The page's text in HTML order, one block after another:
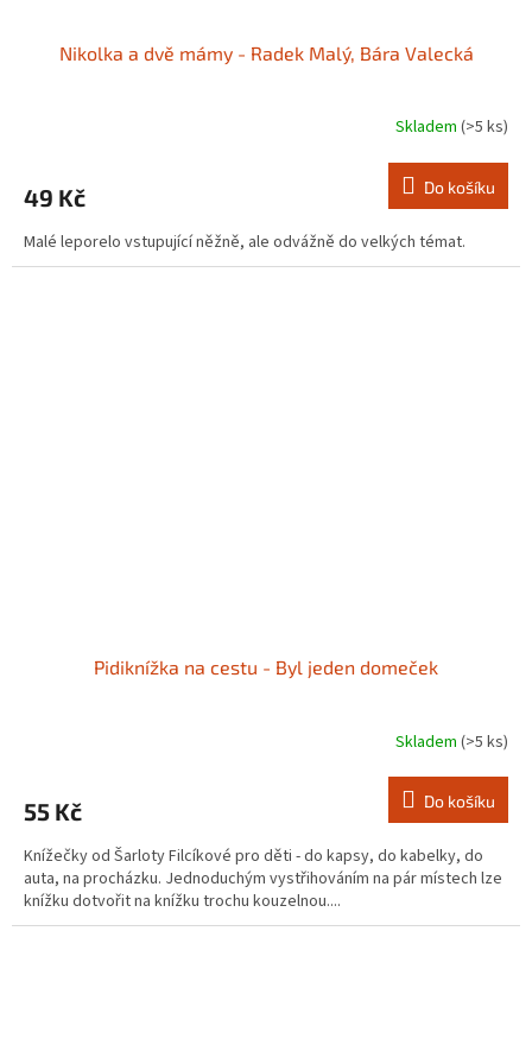
Nikolka a dvě mámy - Radek Malý, Bára Valecká
Skladem (>5 ks)
49 Kč Do košíku
Malé leporelo vstupující něžně, ale odvážně do velkých témat.
Pidiknížka na cestu - Byl jeden domeček
Skladem (>5 ks)
55 Kč Do košíku
Knížečky od Šarloty Filcíkové pro děti - do kapsy, do kabelky, do
auta, na procházku. Jednoduchým vystřihováním na pár místech lze
knížku dotvořit na knížku trochu kouzelnou....